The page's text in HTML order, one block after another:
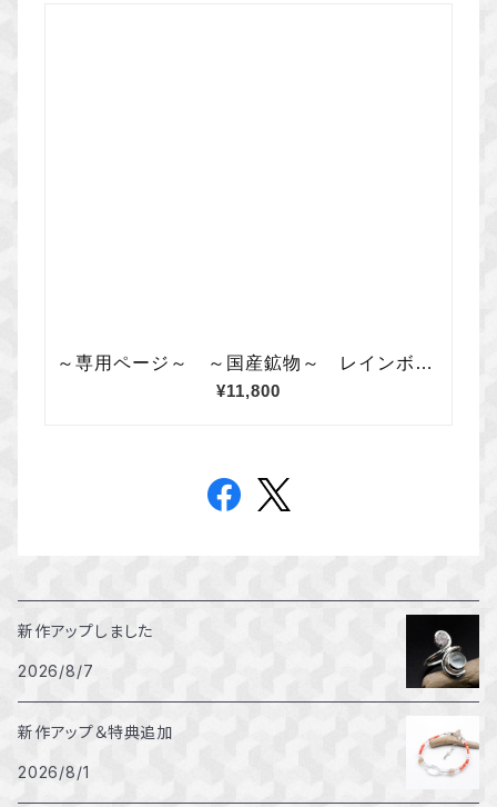
新作アップしました
2026/8/7
新作アップ＆特典追加
2026/8/1